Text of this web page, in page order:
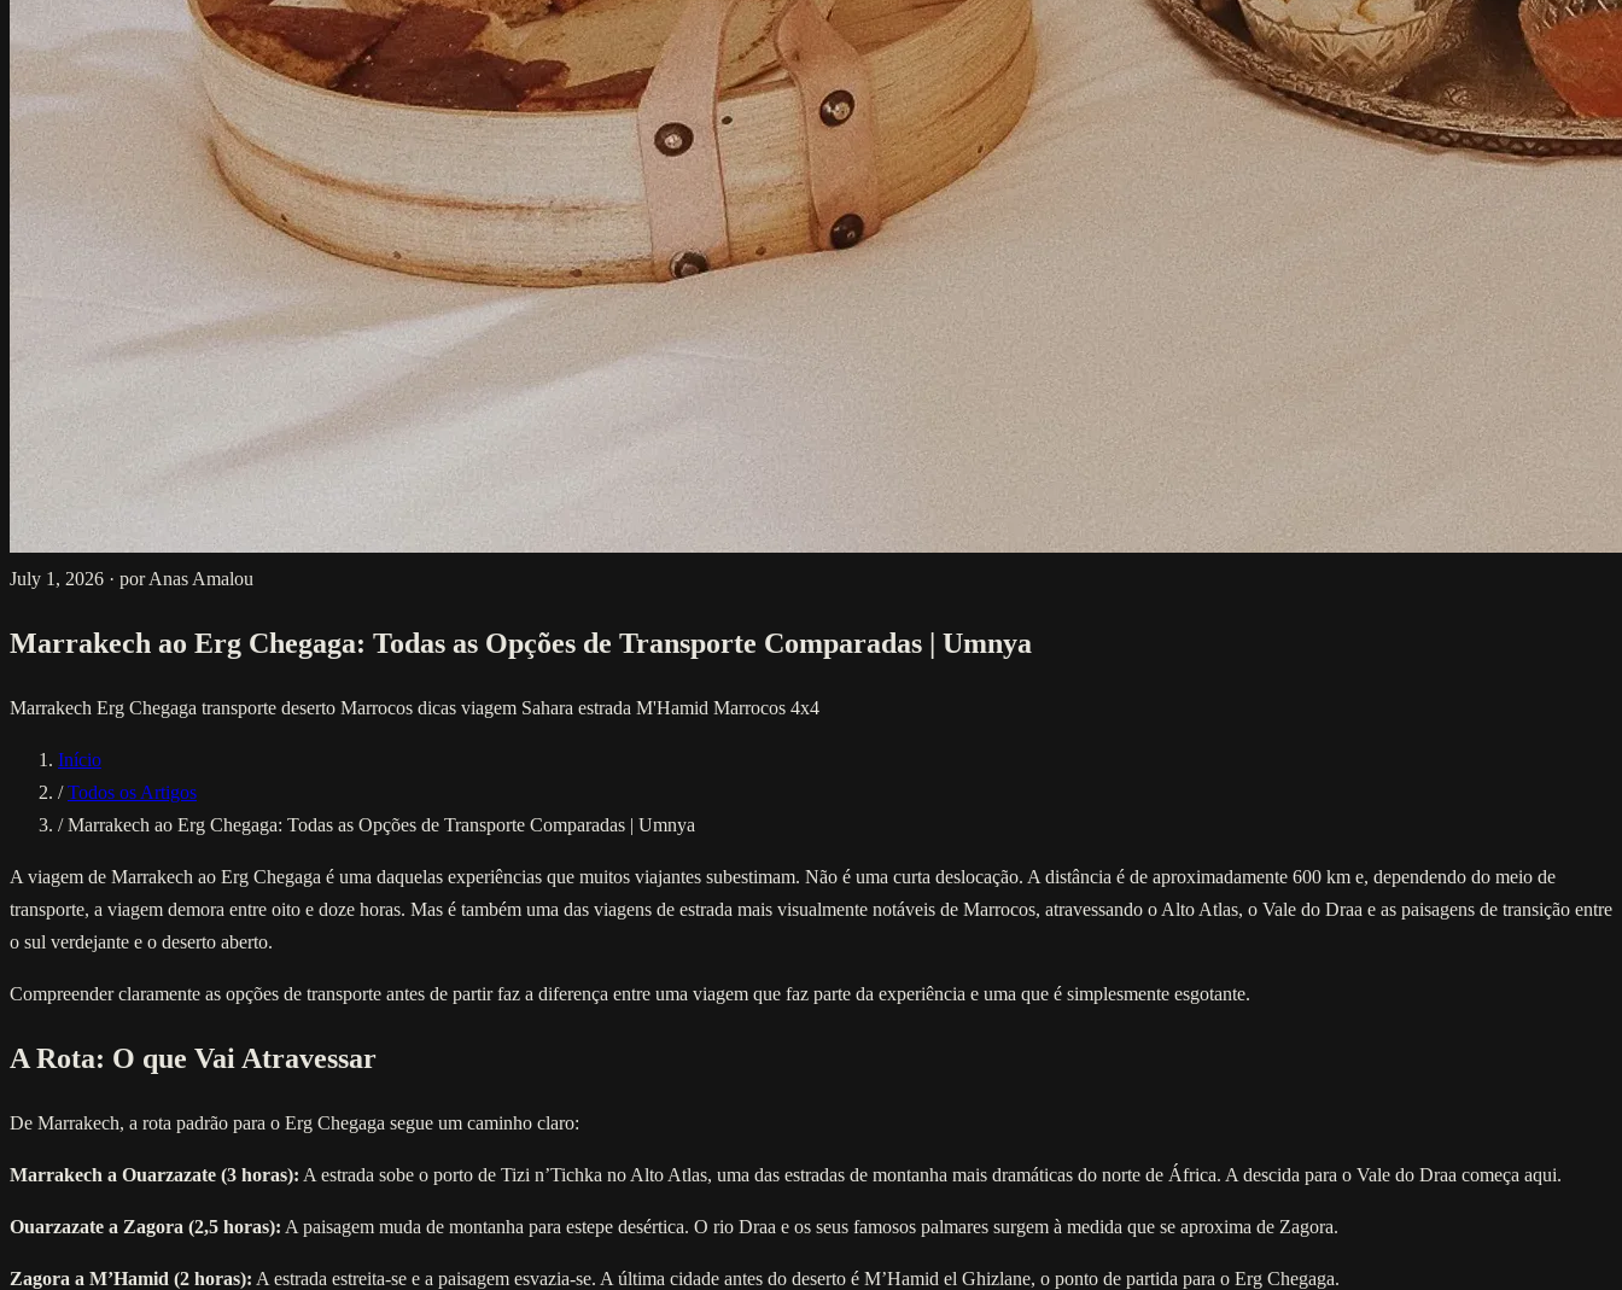
July 1, 2026 · por Anas Amalou
Marrakech ao Erg Chegaga: Todas as Opções de Transporte Comparadas | Umnya
Marrakech Erg Chegaga transporte deserto Marrocos dicas viagem Sahara estrada M'Hamid Marrocos 4x4
Início
/ Todos os Artigos
/ Marrakech ao Erg Chegaga: Todas as Opções de Transporte Comparadas | Umnya
A viagem de Marrakech ao Erg Chegaga é uma daquelas experiências que muitos viajantes subestimam. Não é uma curta deslocação. A distância é de aproximadamente 600 km e, dependendo do meio de
transporte, a viagem demora entre oito e doze horas. Mas é também uma das viagens de estrada mais visualmente notáveis de Marrocos, atravessando o Alto Atlas, o Vale do Draa e as paisagens de transição entre
o sul verdejante e o deserto aberto.
Compreender claramente as opções de transporte antes de partir faz a diferença entre uma viagem que faz parte da experiência e uma que é simplesmente esgotante.
A Rota: O que Vai Atravessar
De Marrakech, a rota padrão para o Erg Chegaga segue um caminho claro:
Marrakech a Ouarzazate (3 horas): A estrada sobe o porto de Tizi n’Tichka no Alto Atlas, uma das estradas de montanha mais dramáticas do norte de África. A descida para o Vale do Draa começa aqui.
Ouarzazate a Zagora (2,5 horas): A paisagem muda de montanha para estepe desértica. O rio Draa e os seus famosos palmares surgem à medida que se aproxima de Zagora.
Zagora a M’Hamid (2 horas): A estrada estreita-se e a paisagem esvazia-se. A última cidade antes do deserto é M’Hamid el Ghizlane, o ponto de partida para o Erg Chegaga.